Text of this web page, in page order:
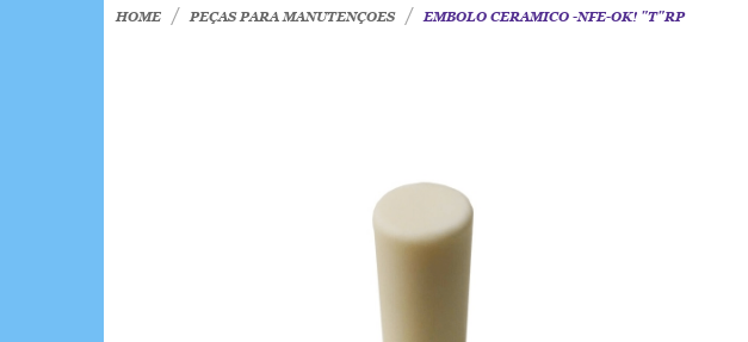
HOME PEÇAS PARA MANUTENÇOES EMBOLO CERAMICO -NFE-OK! "T"RP